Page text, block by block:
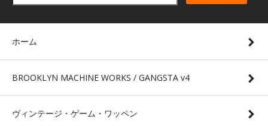
ホーム
BROOKLYN MACHINE WORKS / GANGSTA v4
ヴィンテージ・ゲーム・ワッペン